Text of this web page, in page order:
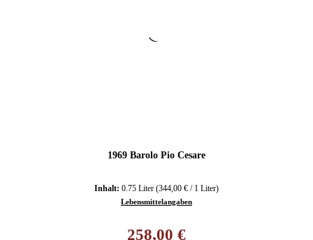
1969 Barolo Pio Cesare
Inhalt: 0.75 Liter (344,00 € / 1 Liter)
Lebensmittelangaben
258,00 €